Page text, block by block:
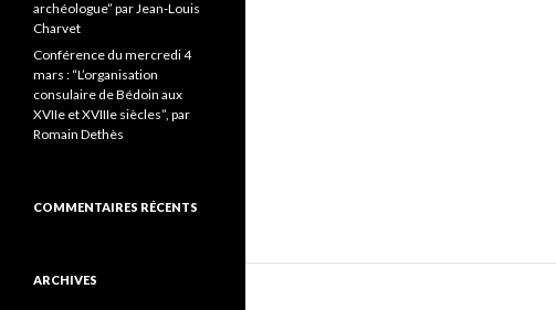
archéologue” par Jean-Louis
Charvet
Conférence du mercredi 4
mars : “L’organisation
consulaire de Bédoin aux
XVIIe et XVIIIe siècles”, par
Romain Dethès
COMMENTAIRES RÉCENTS
ARCHIVES